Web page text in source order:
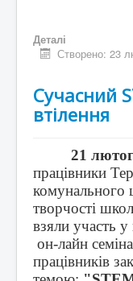
Деталі
Створено: 23
Сучасний
втілення
21
працівники
комунального
творчості
взяли участь
он-лайн
працівників